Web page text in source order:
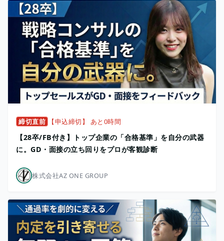
締切直前 【申込締切】 あと0時間
【28卒/FB付き】トップ企業の「合格基準」を自分の武器
に。GD・面接の立ち回りをプロが客観診断
株式会社AZ ONE GROUP